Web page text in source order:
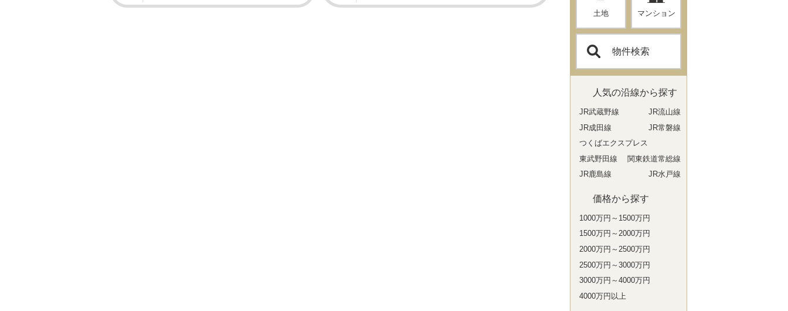
土地 マンション
物件検索
人気の沿線から探す
JR武蔵野線
JR流山線
JR成田線
JR常磐線
つくばエクスプレス
東武野田線
関東鉄道常総線
JR鹿島線
JR水戸線
価格から探す
1000万円～1500万円
1500万円～2000万円
2000万円～2500万円
2500万円～3000万円
3000万円～4000万円
4000万円以上